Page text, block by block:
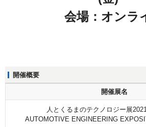
会場：オンラ
開催概要
開催展名
人とくるまのテクノロジー展
AUTOMOTIVE ENGINEERING